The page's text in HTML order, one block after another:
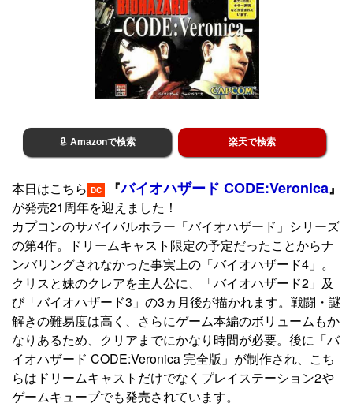
Amazonで検索 楽天で検索
本日はこちら DC 『バイオハザード CODE:Veronica』
が発売21周年を迎えました！
カプコンのサバイバルホラー「バイオハザード」シリーズ
の第4作。ドリームキャスト限定の予定だったことからナ
ンバリングされなかった事実上の「バイオハザード4」。
クリスと妹のクレアを主人公に、「バイオハザード2」及
び「バイオハザード3」の3ヵ月後が描かれます。戦闘・謎
解きの難易度は高く、さらにゲーム本編のボリュームもか
なりあるため、クリアまでにかなり時間が必要。後に「バ
イオハザード CODE:Veronica 完全版」が制作され、こち
らはドリームキャストだけでなくプレイステーション2や
ゲームキューブでも発売されています。